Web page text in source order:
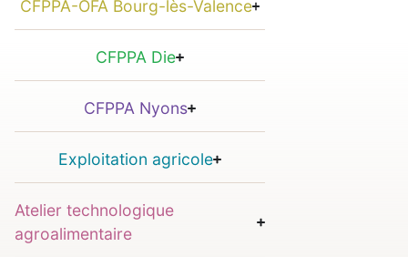
CFPPA-OFA Bourg-lès-Valence
CFPPA Die
CFPPA Nyons
Exploitation agricole
Atelier technologique
agroalimentaire